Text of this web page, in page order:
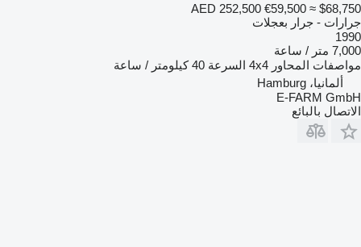
AED 252,500 €59,500 ≈ $68,750
جرارات - جرار بعجلات
1990
7,000 متر / ساعة
مواصفات المحاور 4x4 السرعة 40 كيلومتر / ساعة
ألمانيا، Hamburg
E-FARM GmbH
الاتصال بالبائع